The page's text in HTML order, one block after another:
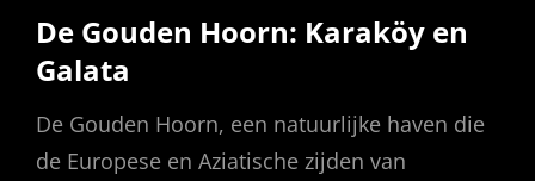
De Gouden Hoorn: Karaköy en
Galata
De Gouden Hoorn, een natuurlijke haven die
de Europese en Aziatische zijden van